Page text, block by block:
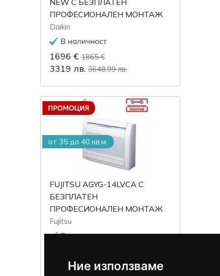
Ние използваме
NEW С БЕЗПЛАТЕН
ПРОФЕСИОНАЛЕН МОНТАЖ
Daikin
1696 € 1865 €
3319 лв. 3648.99 лв.
от 35 до 40 кв.м.
FUJITSU AGYG-14LVCA С
БЕЗПЛАТЕН
ПРОФЕСИОНАЛЕН МОНТАЖ
Fujitsu
3399 лв. 3599 лв.